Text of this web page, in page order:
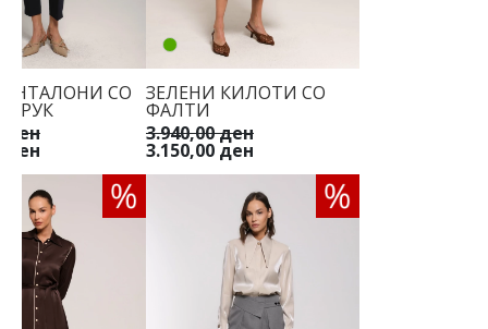
СО
ден
ден
ЗЕЛЕНИ КИЛОТИ СО
ФАЛТИ
3.940,00 ден
3.150,00 ден